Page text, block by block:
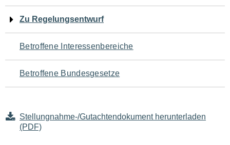
für
den
Seiteninhalt
Zu Regelungsentwurf
Betroffene Interessenbereiche
Betroffene Bundesgesetze
Stellungnahme-/Gutachtendokument herunterladen
(PDF)